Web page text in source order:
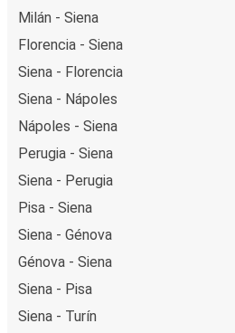
Milán - Siena
Florencia - Siena
Siena - Florencia
Siena - Nápoles
Nápoles - Siena
Perugia - Siena
Siena - Perugia
Pisa - Siena
Siena - Génova
Génova - Siena
Siena - Pisa
Siena - Turín